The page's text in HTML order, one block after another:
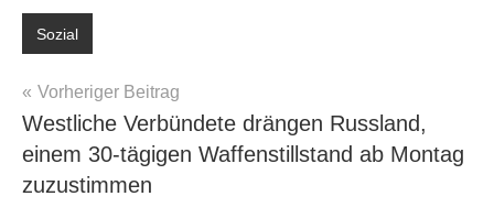
Sozial
Beitragsnavigation
Vorheriger Beitrag
Westliche Verbündete drängen Russland,
einem 30-tägigen Waffenstillstand ab Montag
zuzustimmen